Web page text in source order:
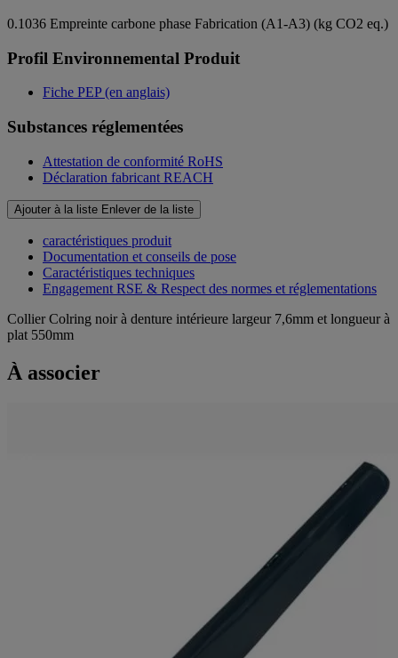
0.1036 Empreinte carbone phase Fabrication (A1-A3) (kg CO2 eq.)
Profil Environnemental Produit
Fiche PEP (en anglais)
Substances réglementées
Attestation de conformité RoHS
Déclaration fabricant REACH
Ajouter à la liste Enlever de la liste
caractéristiques produit
Documentation et conseils de pose
Caractéristiques techniques
Engagement RSE & Respect des normes et réglementations
Collier Colring noir à denture intérieure largeur 7,6mm et longueur à
plat 550mm
À associer